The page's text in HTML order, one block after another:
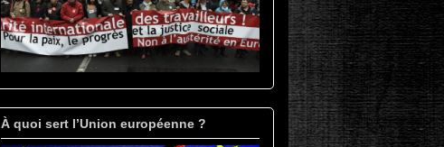
À quoi sert l’Union européenne ?